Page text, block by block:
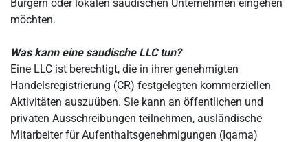
Bürgern oder lokalen saudischen Unternehmen eingehen
möchten.
Was kann eine saudische LLC tun?
Eine LLC ist berechtigt, die in ihrer genehmigten
Handelsregistrierung (CR) festgelegten kommerziellen
Aktivitäten auszuüben. Sie kann an öffentlichen und
privaten Ausschreibungen teilnehmen, ausländische
Mitarbeiter für Aufenthaltsgenehmigungen (Iqama)